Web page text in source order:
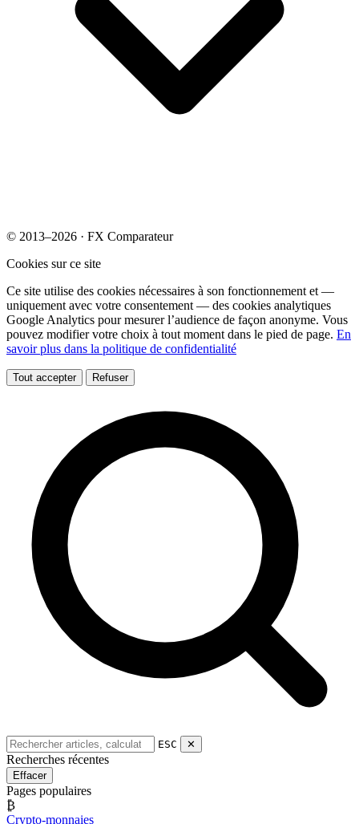
© 2013–2026 · FX Comparateur
Cookies sur ce site
Ce site utilise des cookies nécessaires à son fonctionnement et —
uniquement avec votre consentement — des cookies analytiques
Google Analytics pour mesurer l’audience de façon anonyme. Vous
pouvez modifier votre choix à tout moment dans le pied de page. En
savoir plus dans la politique de confidentialité
Tout accepter Refuser
ESC ✕
Recherches récentes
Effacer
Pages populaires
₿
Crypto-monnaies